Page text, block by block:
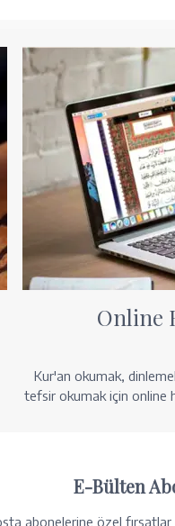
Online
Kur'an okumak,
tefsir okumak için online
E-Bülten
abonelerine özel